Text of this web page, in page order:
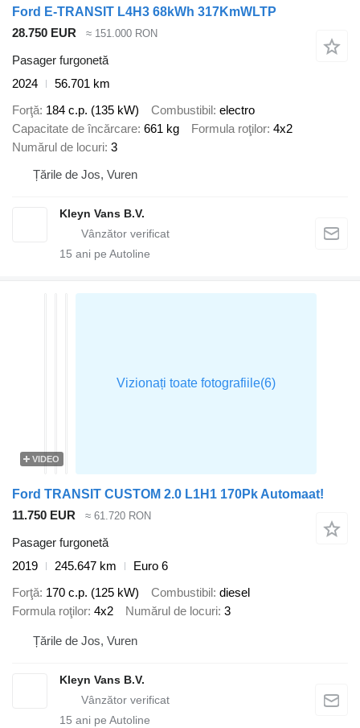
Ford E-TRANSIT L4H3 68kWh 317KmWLTP
28.750 EUR
≈ 151.000 RON
Pasager furgonetă
2024
56.701 km
Forţă 184 c.p. (135 kW) Combustibil electro
Capacitate de încărcare 661 kg Formula roţilor 4x2
Numărul de locuri 3
Țările de Jos, Vuren
Kleyn Vans B.V.
15 ani pe Autoline
VIDEO
Ford TRANSIT CUSTOM 2.0 L1H1 170Pk Automaat!
11.750 EUR
≈ 61.720 RON
Pasager furgonetă
2019
245.647 km
Euro 6
Forţă 170 c.p. (125 kW) Combustibil diesel
Formula roţilor 4x2 Numărul de locuri 3
Țările de Jos, Vuren
Kleyn Vans B.V.
15 ani pe Autoline